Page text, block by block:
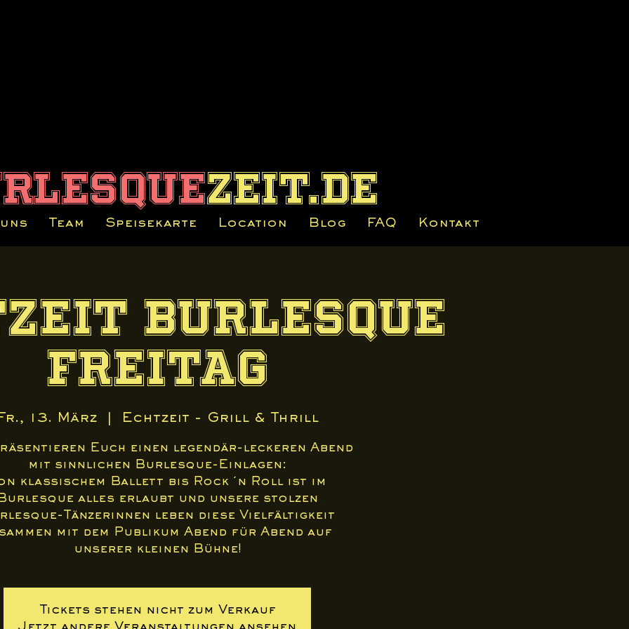
Team Speisekarte Location Blog FAQ Kontakt
zeit.de
Burlesque
Freitag
13. März Echtzeit - Grill & Thrill
Euch einen legendär-leckeren Abend
mit sinnlichen Burlesque-Einlagen:
klassischem Ballett bis Rock ´n Roll ist im
Burlesque alles erlaubt und unsere stolzen
Tänzerinnen leben diese Vielfältigkeit
mit dem Publikum Abend für Abend auf
unserer kleinen Bühne!
Tickets stehen nicht zum Verkauf